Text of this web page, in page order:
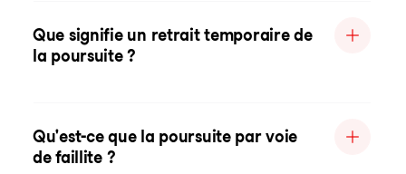
Que signifie un retrait temporaire de
la poursuite ?
Qu'est-ce que la poursuite par voie
de faillite ?